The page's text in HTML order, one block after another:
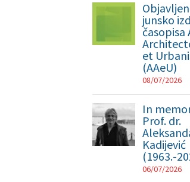
junsko
časopisa
et
(AAeU)
08/07/2026
In
Prof. dr.
Kadijević
(1963.-
06/07/2026